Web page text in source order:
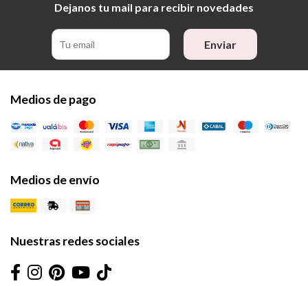
Dejanos tu mail para recibir novedades
Enviar
Medios de pago
Medios de envío
Nuestras redes sociales